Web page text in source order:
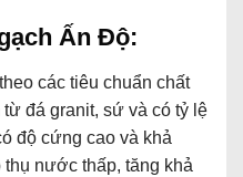
Ấn Độ:
các tiêu chuẩn chất
đá granit, sứ và có tỷ lệ
độ cứng cao và khả
nước thấp, tăng khả